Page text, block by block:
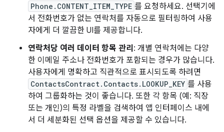
Phone.CONTENT_ITEM_TYPE 를 요청하세요. 선택기에
서 전화번호가 없는 연락처를 자동으로 필터링하여 사용
자에게 더 깔끔한 UI를 제공합니다.
연락처당 여러 데이터 항목 관리 : 개별 연락처에는 다양
한 이메일 주소나 전화번호가 포함되는 경우가 많습니다.
사용자에게 명확하고 직관적으로 표시되도록 하려면
ContactsContract.Contacts.LOOKUP_KEY 를 사용
하여 그룹화하는 것이 좋습니다. 또한 각 항목 (예: 직장
또는 개인)의 특정 라벨을 검색하여 앱 인터페이스 내에
서 더 세분화된 선택 옵션을 제공할 수 있습니다.